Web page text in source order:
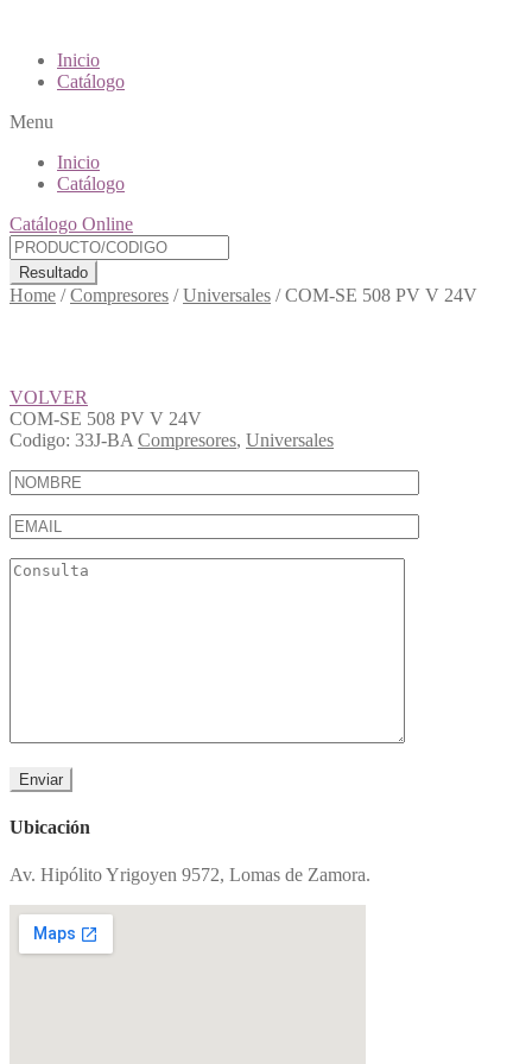
Inicio
Catálogo
Menu
Inicio
Catálogo
Catálogo Online
Resultado
Home /Compresores /Universales /COM-SE 508 PV V 24V
VOLVER
COM-SE 508 PV V 24V
Codigo: 33J-BA Compresores, Universales
Ubicación
Av. Hipólito Yrigoyen 9572, Lomas de Zamora.